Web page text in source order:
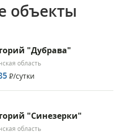
объекты
"Дубрава"
область
Р/сутки
"Синезерки"
область